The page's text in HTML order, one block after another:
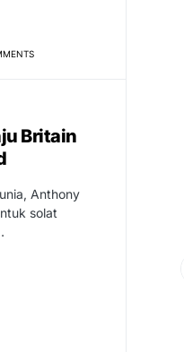
Britain
Anthony
solat